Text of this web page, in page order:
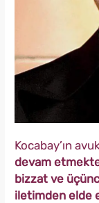
Kocabay’ın
devam
bizzat ve
iletimden elde